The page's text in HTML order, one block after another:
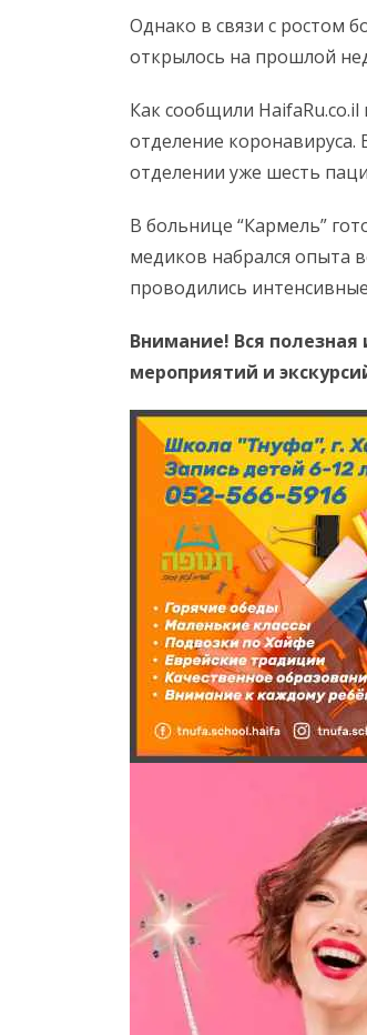
Однако в связи с ростом
открылось на прошлой
Как сообщили
отделение коронавируса.
отделении уже шесть
В больнице “Кармель”
медиков набрался опыта
проводились
Внимание! Вся
мероприятий и